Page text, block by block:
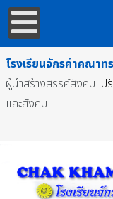
โรงเรียนจักรคำคณาทร
ผู้นำสร้างสรรค์สังคม ป
และสังคม